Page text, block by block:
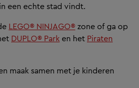
een echte stad vindt.
LEGO® NINJAGO® zone of ga op
DUPLO® Park en het Piraten
maak samen met je kinderen